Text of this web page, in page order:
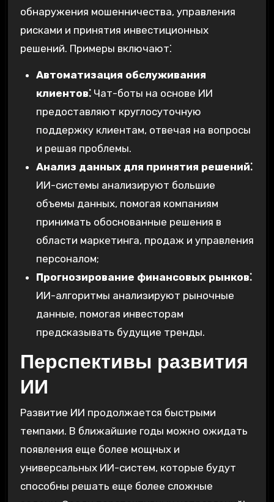
обнаружения мошенничества, управления
рисками и принятия инвестиционных
решений. Примеры включают⁚
Автоматизация обслуживания
клиентов⁚Чат-боты на основе ИИ
предоставляют круглосуточную
поддержку клиентам, отвечая на вопросы
и решая проблемы.
Анализ данных для принятия решений⁚
ИИ-системы анализируют большие
объемы данных, помогая компаниям
принимать обоснованные решения в
области маркетинга, продаж и управления
персоналом;
Прогнозирование финансовых рынков⁚
ИИ-алгоритмы анализируют рыночные
данные, помогая инвесторам
предсказывать будущие тренды.
Перспективы развития
ИИ
Развитие ИИ продолжается быстрыми
темпами. В ближайшие годы можно ожидать
появления еще более мощных и
универсальных ИИ-систем, которые будут
способны решать еще более сложные